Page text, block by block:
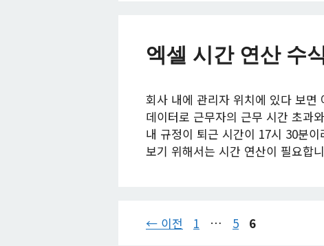
엑셀 시간 연산 수
회사 내에 관리자 위치에 있다 보
데이터로 근무자의 근무 시간 초과
내 규정이 퇴근 시간이 17시 30분
보기 위해서는 시간 연산이 필요합
← 이전
페
1 …
페
5
페
6